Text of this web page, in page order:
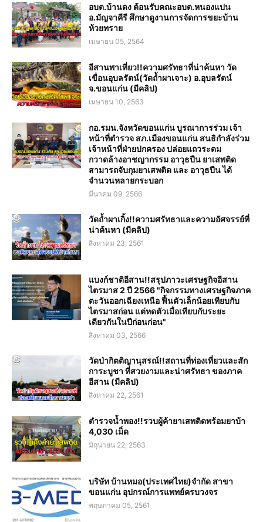
อบต.บ้านดง ต้อนรับคณะอบต.หนองแปน
อ.มัญจาคีรี ศึกษาดูงานการจัดการขยะบ้าน
ห้วยทราย
เมษายน 05, 2564
อีสานพาเที่ยว!!ความศรัทธาที่น่าค้นหา วัด
เขื่อนอุบลรัตน์(วัดถ้ำผาเจาะ) อ.อุบลรัตน์
จ.ขอนแก่น (มีคลิป)
เมษายน 10, 2563
กอ.รมน.จังหวัดขอนแก่น บูรณาการร่วม เจ้า
หน้าที่ตำรวจ สภ.เมืองขอนแก่น สนธิกำลังร่วม
เจ้าหน้าที่ฝ่ายปกครอง ปล่อยแถวระดม
กวาดล้างอาชญากรรม อาวุธปืน ยาเสพติด
สามารถจับกุมยาเสพติด และ อาวุธปืน ได้
จำนวนหลายกระบอก
มีนาคม 09, 2566
วัดถ้ำผาเกิ้ง!!ความศรัทธาและความอัศจรรย์ที่
น่าค้นหา (มีคลิป)
สิงหาคม 23, 2561
แบงก์ชาติอีสาน!!สรุปภาวะเศรษฐกิจอีสาน
ไตรมาส 2 ปี 2566 "กิจกรรมทางเศรษฐกิจภาค
ตะวันออกเฉียงเหนือ ฟื้นตัวเล็กน้อยเทียบกับ
ไตรมาสก่อน แต่หดตัวเมื่อเทียบกับระยะ
เดียวกันในปีก่อนก่อน"
สิงหาคม 03, 2566
วัดป่ากิตติญานุสรณ์!!สถานที่ท่องเที่ยวและสัก
การะบูชา ที่สวยงามและน่าศรัทธา ของภาค
อีสาน (มีคลิป)
สิงหาคม 22, 2561
ตำรวจน้ำพอง!!รวบผู้ค้ายาเสพติดพร้อมยาบ้า
4,030 เม็ด
มิถุนายน 22, 2563
บริษัท บ้านหมอ(ประเทศไทย)จำกัด สาขา
ขอนแก่น อุปกรณ์การแพทย์ครบวงจร
พฤษภาคม 05, 2561